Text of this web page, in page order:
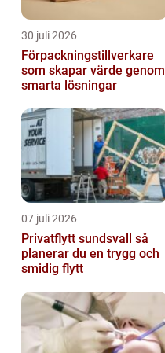
30 juli 2026
Förpackningstillverkare
som skapar värde genom
smarta lösningar
07 juli 2026
Privatflytt sundsvall så
planerar du en trygg och
smidig flytt